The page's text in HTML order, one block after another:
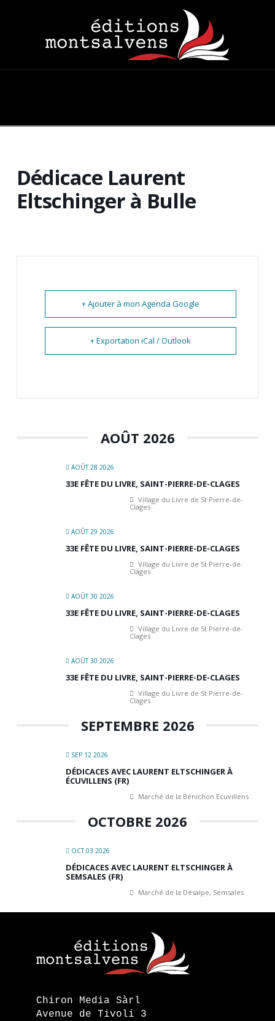
Dédicace Laurent
Eltschinger à Bulle
+ Ajouter à mon Agenda Google
+ Exportation iCal / Outlook
AOÛT 2026
AOÛT 28 2026
33E FÊTE DU LIVRE, SAINT-PIERRE-DE-CLAGES
Village du Livre de St Pierre-de-
Clages
AOÛT 29 2026
33E FÊTE DU LIVRE, SAINT-PIERRE-DE-CLAGES
Village du Livre de St Pierre-de-
Clages
AOÛT 30 2026
33E FÊTE DU LIVRE, SAINT-PIERRE-DE-CLAGES
Village du Livre de St Pierre-de-
Clages
AOÛT 30 2026
33E FÊTE DU LIVRE, SAINT-PIERRE-DE-CLAGES
Village du Livre de St Pierre-de-
Clages
SEPTEMBRE 2026
SEP 12 2026
DÉDICACES AVEC LAURENT ELTSCHINGER À
ÉCUVILLENS (FR)
Marché de la Bénichon Ecuvillens
OCTOBRE 2026
OCT 03 2026
DÉDICACES AVEC LAURENT ELTSCHINGER À
SEMSALES (FR)
Marché de la Désalpe, Semsales
Chiron Media Sàrl
Avenue de Tivoli 3